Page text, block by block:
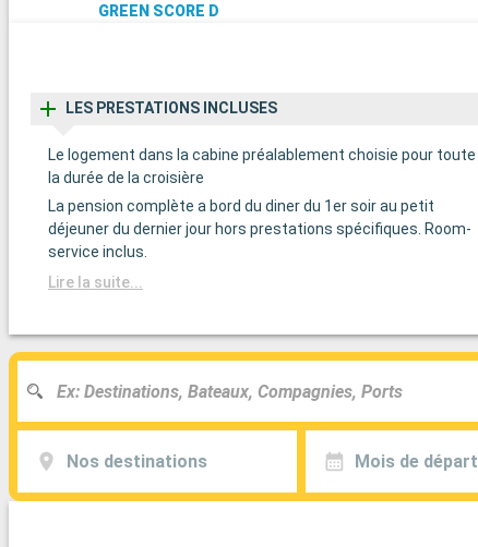
GREEN SCORE D
LES PRESTATIONS INCLUSES
Le logement dans la cabine préalablement choisie pour toute
la durée de la croisière
La pension complète a bord du diner du 1er soir au petit
déjeuner du dernier jour hors prestations spécifiques. Room-
service inclus.
Lire la suite...
Nos destinations Mois de départ